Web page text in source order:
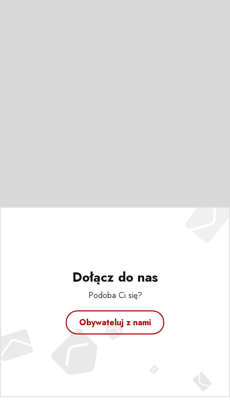
Dołącz do nas
Podoba Ci się?
Obywateluj z nami